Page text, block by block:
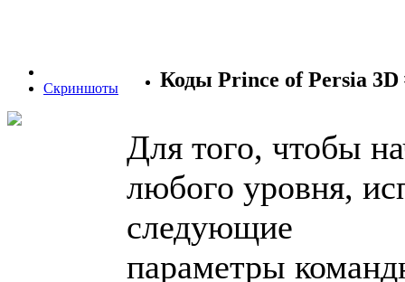
Скриншоты Коды Prince of Persia 3D
Для того, чтобы
любого уровня,
следующие
параметры